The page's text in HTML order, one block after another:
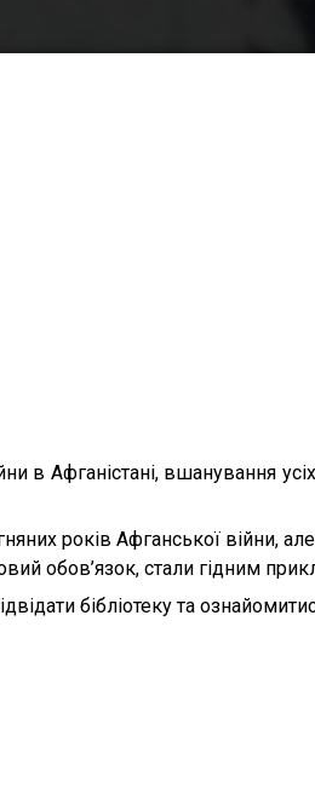
в Афганістані, вшанування
років Афганської війни,
обов’язок, стали гідним
бібліотеку та